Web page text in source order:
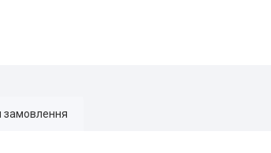
замовлення